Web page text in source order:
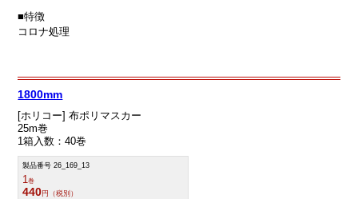
■特徴
コロナ処理
1800mm
[ホリコー] 布ポリマスカー
25m巻
1箱入数：40巻
製品番号 26_169_13
1巻
440円（税別）